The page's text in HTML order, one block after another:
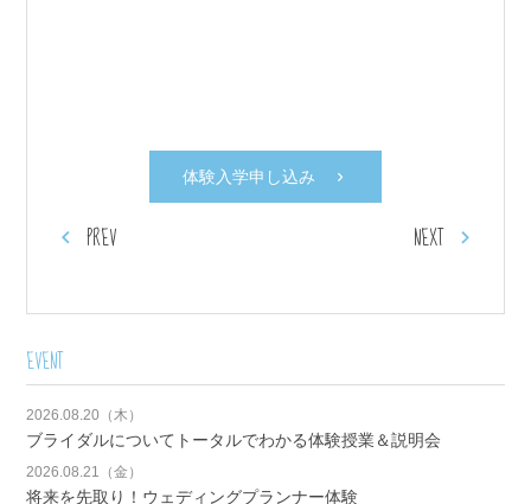
体験入学申し込み
PREV NEXT
EVENT
2026.08.20（木）
ブライダルについてトータルでわかる体験授業＆説明会
2026.08.21（金）
将来を先取り！ウェディングプランナー体験